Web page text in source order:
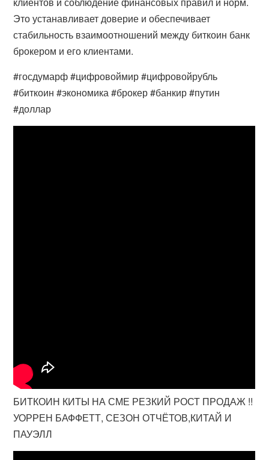
Это устанавливает доверие и обеспечивает
стабильность взаимоотношений между биткоин банк
брокером и его клиентами.
#госдумарф #цифровоймир #цифровойрубль
#биткоин #экономика #брокер #банкир #путин
#доллар
БИТКОИН КИТЫ НА СМЕ РЕЗКИЙ РОСТ ПРОДАЖ !!
УОРРЕН БАФФЕТТ, СЕЗОН ОТЧЁТОВ,КИТАЙ И
ПАУЭЛЛ